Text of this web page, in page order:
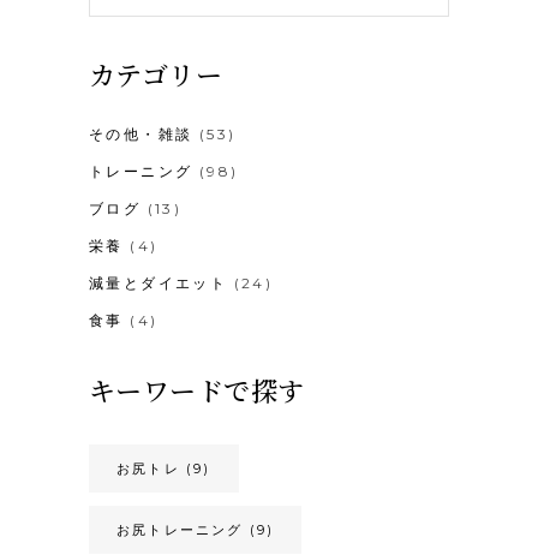
カテゴリー
その他・雑談 (53)
トレーニング (98)
ブログ (13)
栄養 (4)
減量とダイエット (24)
食事 (4)
キーワードで探す
お尻トレ (9)
お尻トレーニング (9)